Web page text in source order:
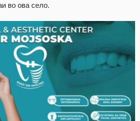
во ова село.